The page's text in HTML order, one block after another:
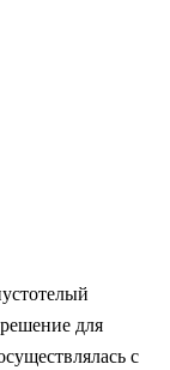
для
с